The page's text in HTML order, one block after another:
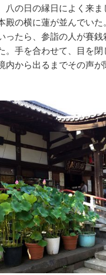
八の日の縁日によく来ま
殿の横に蓮が並んでい
ったら、参詣の人が賽
。手を合わせて、目を閉
内から出るまでその声が